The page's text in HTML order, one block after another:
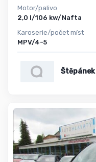
Motor/palivo
2,0 l/106 kw/Nafta
Karoserie/počet míst
MPV/4-5